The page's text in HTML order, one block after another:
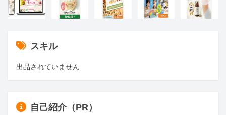
スキル
出品されていません
自己紹介（PR）